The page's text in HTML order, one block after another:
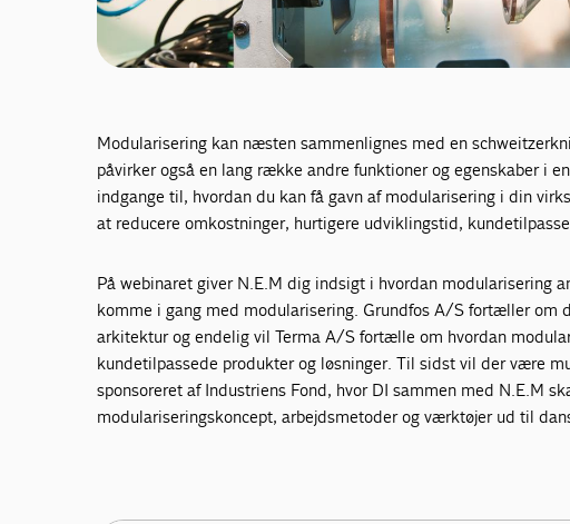
Modularisering kan næsten sammenlignes med en
påvirker også en lang række andre funktioner og egenskaber i
indgange til, hvordan du kan få gavn af modularisering i din
at reducere omkostninger, hurtigere udviklingstid,
På webinaret giver N.E.M dig indsigt i hvordan modularisering
komme i gang med modularisering. Grundfos A/S fortæller om
arkitektur og endelig vil Terma A/S fortælle om hvordan
kundetilpassede produkter og løsninger. Til sidst vil der være
sponsoreret af Industriens Fond, hvor DI sammen med N.E.M
modulariseringskoncept, arbejdsmetoder og værktøjer ud til